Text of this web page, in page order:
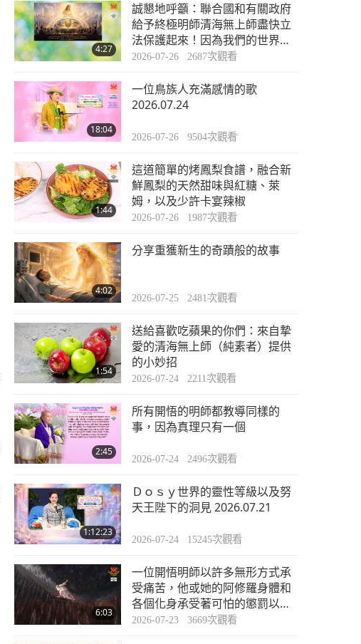
21
34:11
焦點新聞
22
37:47
焦點新聞
42:29
焦點新聞
24
35:38
25
35:05
焦點新聞
26
35:44
焦點新聞
27
37:13
焦點新聞
28
33:57
焦點新聞
4:27
誠懇地呼籲：聯合國和有關政府
給予終極明師清海無上師盡快立
法保護起來！因為我們的世界能
擁有功德無量的大恩人，為明師
2026-07-26 2687次觀看
18:04
一位鳥族人充滿感情的歌
2026.07.24
2026-07-26 9504次觀看
1:44
這道簡單的烤鳳梨食譜，融合新
鮮鳳梨的天然甜味與紅糖、萊
姆，以及少許卡宴辣椒
2026-07-26 1987次觀看
4:02
分享重獲新生的奇蹟般的故事
2026-07-25 2481次觀看
1:54
送給喜歡吃蘋果的你們：來自摯
愛的清海無上師（純素者）提供
的小妙招
2026-07-24 2211次觀看
2:45
所有開悟的明師都教導同樣的
事，因為真理只有一個
2026-07-24 2496次觀看
1:12:23
Ｄｏｓｙ世界的靈性等級以及努
天王陛下的洞見 2026.07.21
2026-07-24 15245次觀看
6:03
一位開悟明師以許多無形方式承
受痛苦，他或她的阿修羅身體和
各個化身承受著可怕的懲罰以償
還世界的業力
2026-07-23 3669次觀看